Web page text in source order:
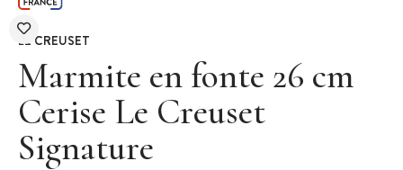
LE CREUSET
Marmite en fonte 26 cm
Cerise Le Creuset
Signature